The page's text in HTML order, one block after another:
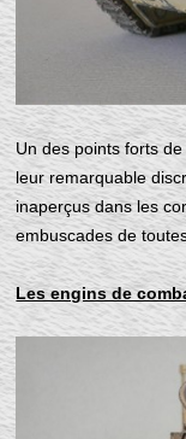
Un des points forts
leur remarquable
inaperçus dans les
embuscades de
Les engins de